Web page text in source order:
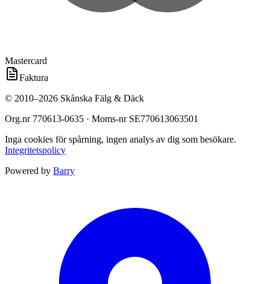
Mastercard
Faktura
© 2010–2026 Skånska Fälg & Däck
Org.nr 770613-0635 · Moms-nr SE770613063501
Inga cookies för spårning, ingen analys av dig som besökare.
Integritetspolicy
Powered by Barry